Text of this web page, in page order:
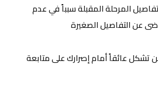
المرحلة المقبلة سبباً في عدم
عن التفاصيل الصغيرة
تشكل عائقاً أمام إصرارك على متابعة